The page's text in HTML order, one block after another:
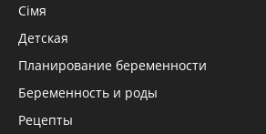
Сімя
Детская
Планирование беременности
Беременность и роды
Рецепты